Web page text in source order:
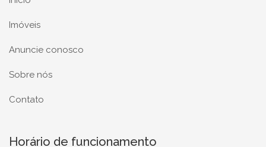
Imóveis
Anuncie conosco
Sobre nós
Contato
Horário de funcionamento